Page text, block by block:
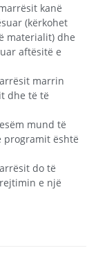
kanë
(kërkohet
materialit) dhe
aftësitë e
marrin
dhe të të
mund të
programit është
do të
e një